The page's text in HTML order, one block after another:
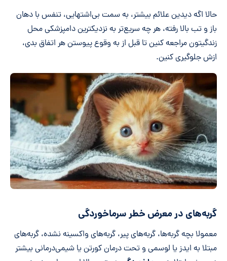
حالا اگه دیدین علائم بیشتر، به سمت بی‌اشتهایی، تنفس با دهان
باز و تب بالا رفته، هر چه سریع‌تر به نزدیکترین دامپزشکی محل
زندگیتون مراجعه کنین تا قبل از به وقوع پیوستن هر اتفاق بدی،
ازش جلوگیری کنین.
گربه‌های در معرض خطر سرماخوردگی
معمولا بچه گربه‌ها، گربه‌های پیر، گربه‌های واکسینه نشده، گربه‌های
مبتلا به ایدز یا لوسمی و تحت درمان کورتن یا شیمی‌درمانی بیشتر